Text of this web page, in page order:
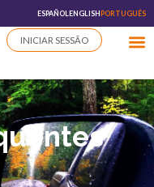
ESPAÑOL ENGLISHPORTUGUÊS
INICIAR SESSÃO